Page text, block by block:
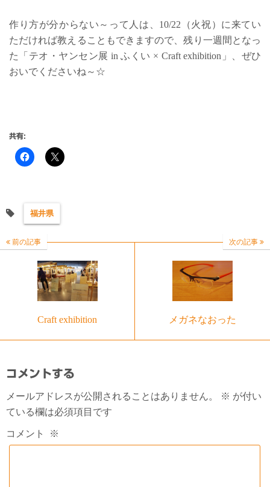
作り方が分からない～って人は、10/22（火祝）に来てい
ただければ教えることもできますので、残り一週間となっ
た「テオ・ヤンセン展 in ふくい × Craft exhibition」、ぜひ
おいでくださいね～☆
共有:
福井県
前の記事
Craft exhibition
次の記事
メガネなおった
コメントする
メールアドレスが公開されることはありません。 ※ が付い
ている欄は必須項目です
コメント ※